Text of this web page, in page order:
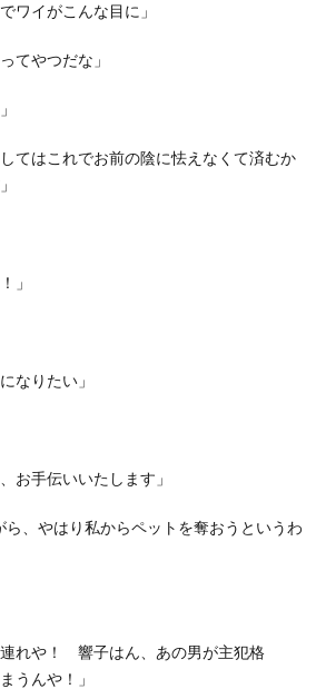
イがこんな目に」
てやつだな」
てはこれでお前の陰に怯えなくて済むか
」
なりたい」
お手伝いいたします」
、やはり私からペットを奪おうというわ
れや！ 響子はん、あの男が主犯格
うんや！」